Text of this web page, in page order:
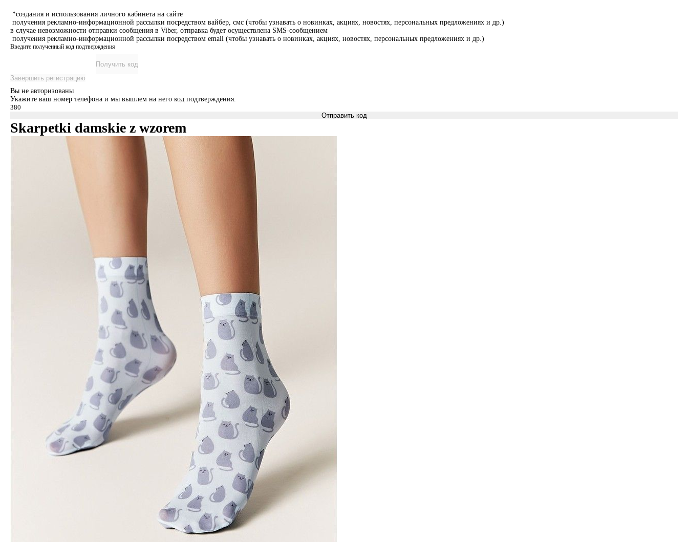
*создания и использования личного кабинета на сайте
получения рекламно-информационной рассылки посредством вайбер, смс (чтобы узнавать о новинках, акциях, новостях, персональных предложениях и др.)
в случае невозможности отправки сообщения в Viber, отправка будет осуществлена SMS-сообщением
получения рекламно-информационной рассылки посредством email (чтобы узнавать о новинках, акциях, новостях, персональных предложениях и др.)
Введите полученный код подтверждения
Получить код
Завершить регистрацию
Вы не авторизованы
Укажите ваш номер телефона и мы вышлем на него код подтверждения.
Отправить код
Skarpetki damskie z wzorem